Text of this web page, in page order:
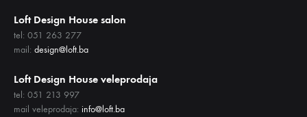
Loft Design House salon
tel: 051 263 277
mail: design@loft.ba
Loft Design House veleprodaja
tel: 051 213 997
mail veleprodaja: info@loft.ba